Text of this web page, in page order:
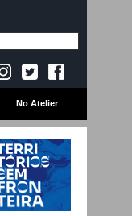
No Atelier